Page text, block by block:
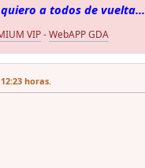
a todos de vuelta...
VIP-WebAPP GDA
horas.